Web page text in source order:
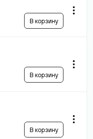
В корзину
В корзину
В корзину